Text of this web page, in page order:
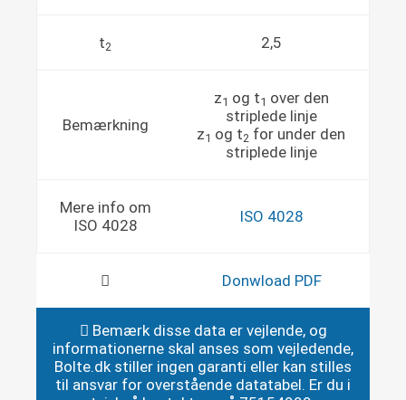
t2 2,5
Bemærkning
z1 og t1 over den
striplede linje
z1 og t2 for under den
striplede linje
Mere info om
ISO 4028
ISO 4028
Donwload PDF
Bemærk disse data er vejlende, og
informationerne skal anses som vejledende,
Bolte.dk stiller ingen garanti eller kan stilles
til ansvar for overstående datatabel. Er du i